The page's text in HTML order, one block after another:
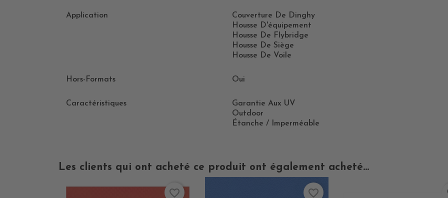
Application
Couverture De Dinghy
Housse D'équipement
Housse De Flybridge
Housse De Siège
Housse De Voile
Hors-Formats Oui
Caractéristiques
Garantie Aux UV
Outdoor
Étanche / Imperméable
Les clients qui ont acheté ce produit ont également acheté...
favorite_border favorite_border